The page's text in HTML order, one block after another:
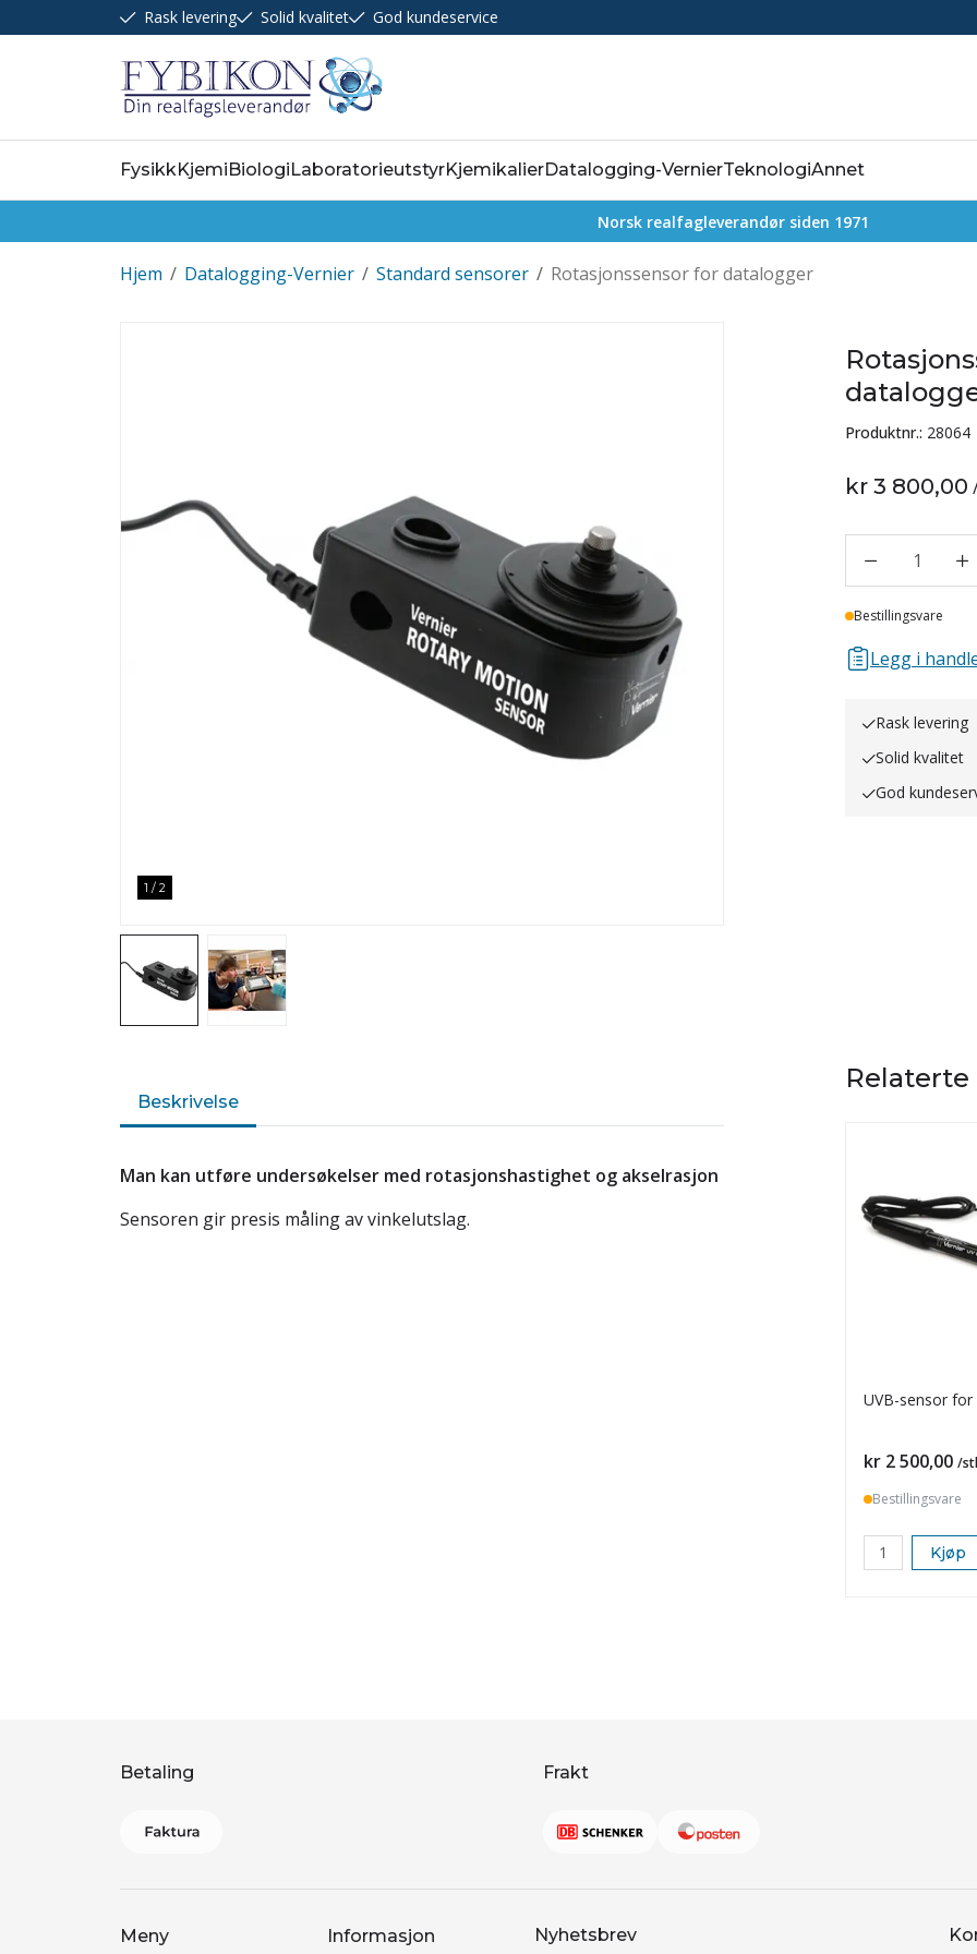
Rask levering Solid kvalitet God kundeservice
FysikkKjemiBiologiLaboratorieutstyrKjemikalierDatalogging-VernierTeknologiAnnet
Norsk realfagleverandør siden 1971
/
Hjem /
Datalogging-Vernier /
Standard sensorer Rotasjonssensor for datalogger
1 / 2
Produktnr.: 28064
kr 3 800,00
1
Lager
Bestillingsvare
Legg i
Rask levering
Solid kvalitet
God
Beskrivelse
Man kan utføre undersøkelser med rotasjonshastighet og akselrasjon
Sensoren gir presis måling av vinkelutslag.
UVB-sensor
Pris
kr 2 500,00 /
Bestillingsvare
Kjøp
Betaling Frakt
Meny Informasjon Nyhetsbrev